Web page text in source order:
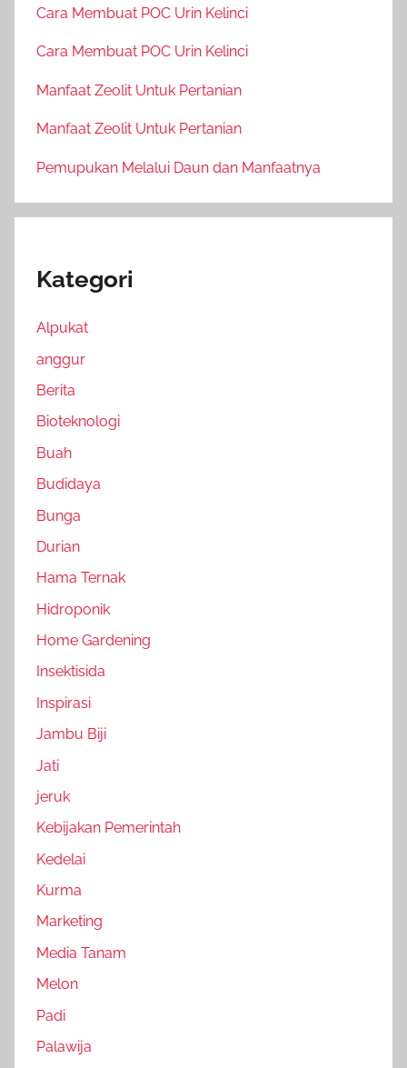
Cara Membuat POC Urin Kelinci
Cara Membuat POC Urin Kelinci
Manfaat Zeolit Untuk Pertanian
Manfaat Zeolit Untuk Pertanian
Pemupukan Melalui Daun dan Manfaatnya
Kategori
Alpukat
anggur
Berita
Bioteknologi
Buah
Budidaya
Bunga
Durian
Hama Ternak
Hidroponik
Home Gardening
Insektisida
Inspirasi
Jambu Biji
Jati
jeruk
Kebijakan Pemerintah
Kedelai
Kurma
Marketing
Media Tanam
Melon
Padi
Palawija